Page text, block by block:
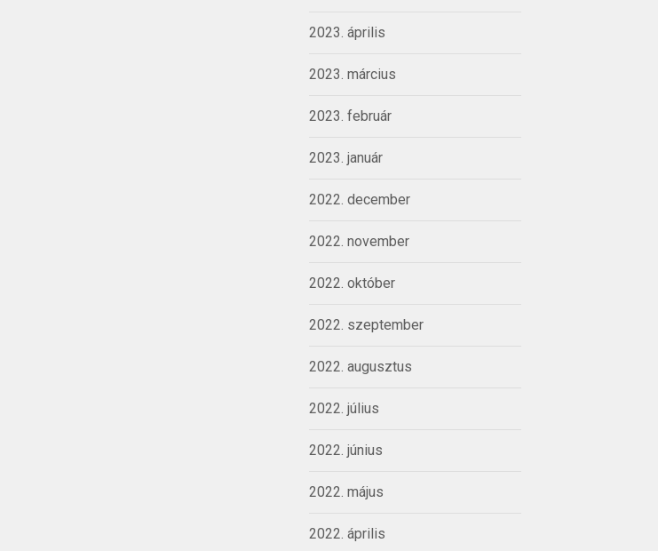
2023. április
2023. március
2023. február
2023. január
2022. december
2022. november
2022. október
2022. szeptember
2022. augusztus
2022. július
2022. június
2022. május
2022. április